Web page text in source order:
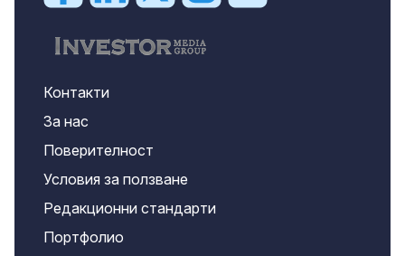
Контакти
За нас
Поверителност
Условия за ползване
Редакционни стандарти
Портфолио